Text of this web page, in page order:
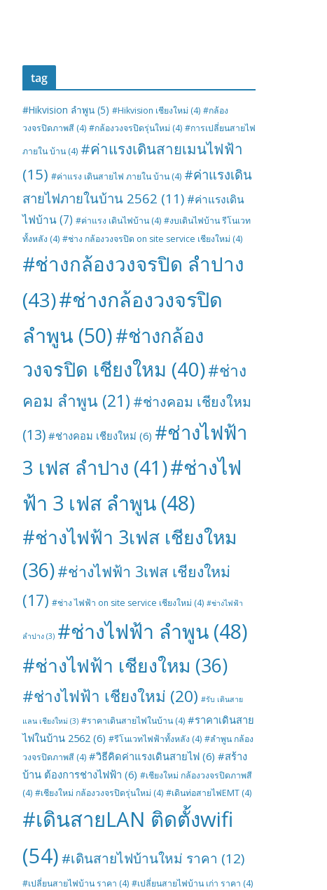
tag
#Hikvision ลำพูน (5) #Hikvision เชียงใหม่ (4) #กล้อง
วงจรปิดภาพสี (4) #กล้องวงจรปิดรุ่นใหม่ (4) #การเปลี่ยนสายไฟ
ภายใน บ้าน (4) #ค่าแรงเดินสายเมนไฟฟ้า
(15) #ค่าแรง เดินสายไฟ ภายใน บ้าน (4) #ค่าแรงเดิน
สายไฟภายในบ้าน 2562 (11) #ค่าแรงเดิน
ไฟบ้าน(7) #ค่าแรง เดินไฟบ้าน (4) #งบเดินไฟบ้าน รีโนเวท
ทั้งหลัง (4) #ช่าง กล้องวงจรปิด on site service เชียงใหม่ (4)
#ช่างกล้องวงจรปิด ลำปาง
(43)#ช่างกล้องวงจรปิด
ลำพูน (50)#ช่างกล้อง
วงจรปิด เชียงใหม (40)#ช่าง
คอม ลำพูน (21) #ช่างคอม เชียงใหม
(13) #ช่างคอม เชียงใหม่ (6) #ช่างไฟฟ้า
3 เฟส ลำปาง (41)#ช่างไฟ
ฟ้า 3 เฟส ลำพูน (48)
#ช่างไฟฟ้า 3เฟส เชียงใหม
(36)#ช่างไฟฟ้า 3เฟส เชียงใหม่
(17) #ช่าง ไฟฟ้า on site service เชียงใหม่ (4) #ช่างไฟฟ้า
ลำปาง (3) #ช่างไฟฟ้า ลำพูน (48)
#ช่างไฟฟ้า เชียงใหม (36)
#ช่างไฟฟ้า เชียงใหม่ (20) #รับ เดินสาย
แลน เชียงใหม่ (3) #ราคาเดินสายไฟในบ้าน (4) #ราคาเดินสาย
ไฟในบ้าน 2562 (6) #รีโนเวทไฟฟ้าทั้งหลัง (4) #ลำพูน กล้อง
วงจรปิดภาพสี (4) #วิธีคิดค่าแรงเดินสายไฟ (6) #สร้าง
บ้าน ต้องการช่างไฟฟ้า (6) #เชียงใหม่ กล้องวงจรปิดภาพสี
(4) #เชียงใหม่ กล้องวงจรปิดรุ่นใหม่ (4) #เดินท่อสายไฟEMT (4)
#เดินสายLAN ติดตั้งwifi
(54) #เดินสายไฟบ้านใหม่ ราคา (12)
#เปลี่ยนสายไฟบ้าน ราคา (4) #เปลี่ยนสายไฟบ้าน เก่า ราคา (4)